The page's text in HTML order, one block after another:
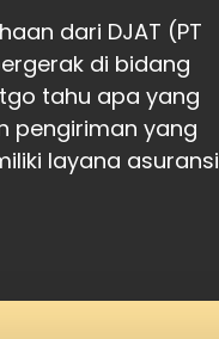
dari DJAT (PT
di bidang
tahu apa yang
pengiriman yang
layana asuransi